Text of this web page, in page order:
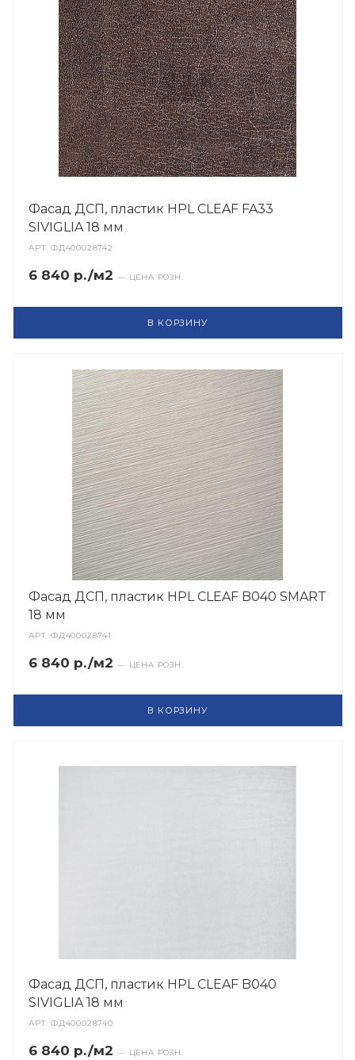
Фасад ДСП, пластик HPL CLEAF FA33
SIVIGLIA 18 мм
АРТ.ФД400028742
6 840 р./м2 — ЦЕНА РОЗН.
В КОРЗИНУ
Фасад ДСП, пластик HPL CLEAF B040 SMART
18 мм
АРТ.ФД400028741
6 840 р./м2 — ЦЕНА РОЗН.
В КОРЗИНУ
Фасад ДСП, пластик HPL CLEAF B040
SIVIGLIA 18 мм
АРТ.ФД400028740
6 840 р./м2 — ЦЕНА РОЗН.